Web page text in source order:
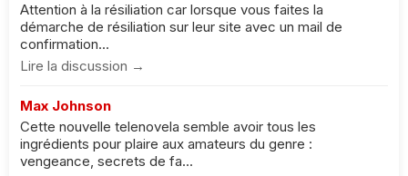
Attention à la résiliation car lorsque vous faites la
démarche de résiliation sur leur site avec un mail de
confirmation...
Lire la discussion →
Max Johnson
Cette nouvelle telenovela semble avoir tous les
ingrédients pour plaire aux amateurs du genre :
vengeance, secrets de fa...